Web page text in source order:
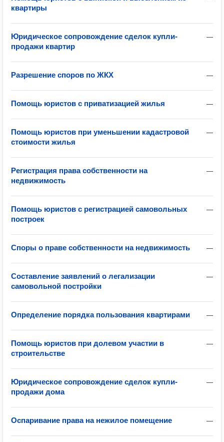
квартиры
—
Юридическое сопровождение сделок купли-
продажи квартир
—
Разрешение споров по ЖКХ
—
Помощь юристов с приватизацией жилья
—
Помощь юристов при уменьшении кадастровой
стоимости жилья
—
Регистрация права собственности на
недвижимость
—
Помощь юристов с регистрацией самовольных
построек
—
Споры о праве собственности на недвижимость
—
Составление заявлений о легализации
самовольной постройки
—
Определение порядка пользования квартирами
—
Помощь юристов при долевом участии в
строительстве
—
Юридическое сопровождение сделок купли-
продажи дома
—
Оспаривание права на нежилое помещение